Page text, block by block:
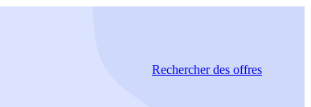
Rechercherdes offres